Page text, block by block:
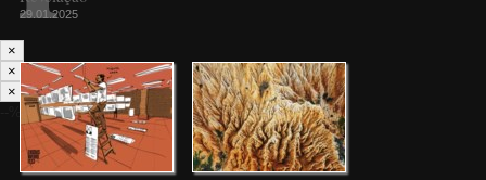
29.01.2025
×
×
×
--%>